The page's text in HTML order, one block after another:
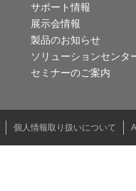
サポート情報
展示会情報
製品のお知らせ
ソリューションセンタ
セミナーのご案内
個人情報取り扱いについて